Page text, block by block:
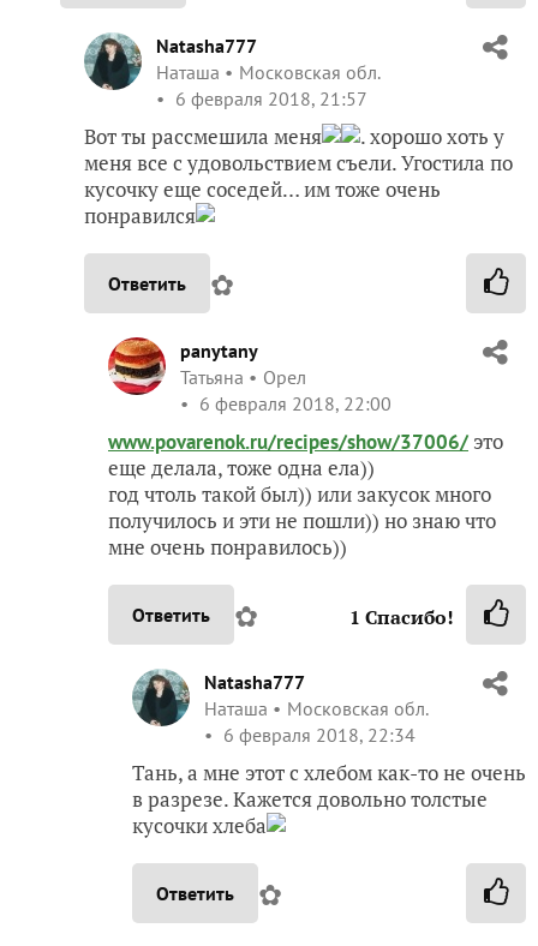
Natasha777
Наташа
Московская обл.
6 февраля 2018, 21:57
Вот ты рассмешила меня
. хорошо хоть у
меня все с удовольствием съели. Угостила по
кусочку еще соседей… им тоже очень
понравился
Ответить ✿
panytany
Татьяна
Орел
6 февраля 2018, 22:00
www.povarenok.ru/recipes/show/37006/ это
еще делала, тоже одна ела))
год чтоль такой был)) или закусок много
получилось и эти не пошли)) но знаю что
мне очень понравилось))
Ответить ✿ 1 Спасибо!
Natasha777
Наташа
Московская обл.
6 февраля 2018, 22:34
Тань, а мне этот с хлебом как-то не очень
в разрезе. Кажется довольно толстые
кусочки хлеба
Ответить ✿